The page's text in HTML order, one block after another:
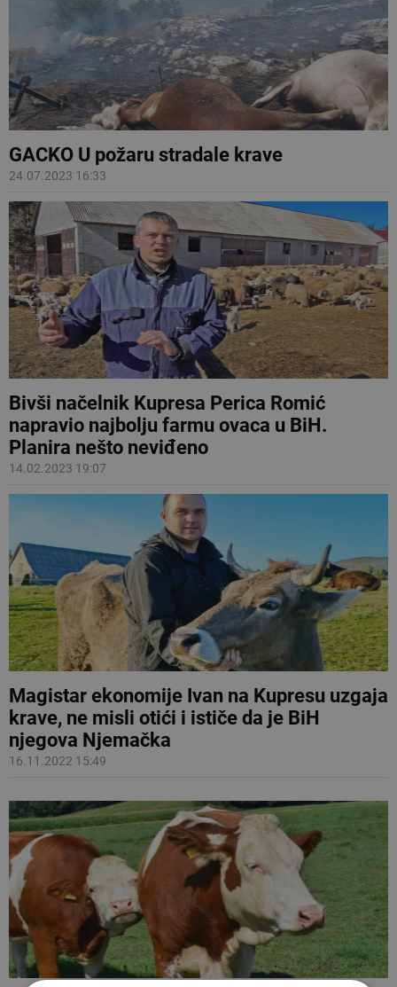
GACKO U požaru stradale krave
24.07.2023 16:33
Bivši načelnik Kupresa Perica Romić
napravio najbolju farmu ovaca u BiH.
Planira nešto neviđeno
14.02.2023 19:07
Magistar ekonomije Ivan na Kupresu uzgaja
krave, ne misli otići i ističe da je BiH
njegova Njemačka
16.11.2022 15:49